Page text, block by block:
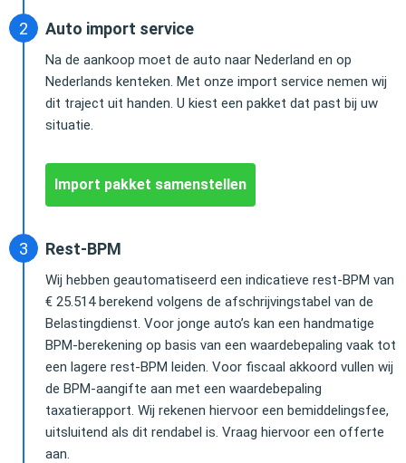
Auto import service
Na de aankoop moet de auto naar Nederland en op
Nederlands kenteken. Met onze import service nemen wij
dit traject uit handen. U kiest een pakket dat past bij uw
situatie.
Import pakket samenstellen
Rest-BPM
Wij hebben geautomatiseerd een indicatieve rest-BPM van
€ 25.514 berekend volgens de afschrijvingstabel van de
Belastingdienst. Voor jonge auto’s kan een handmatige
BPM-berekening op basis van een waardebepaling vaak tot
een lagere rest-BPM leiden. Voor fiscaal akkoord vullen wij
de BPM-aangifte aan met een waardebepaling
taxatierapport. Wij rekenen hiervoor een bemiddelingsfee,
uitsluitend als dit rendabel is. Vraag hiervoor een offerte
aan.